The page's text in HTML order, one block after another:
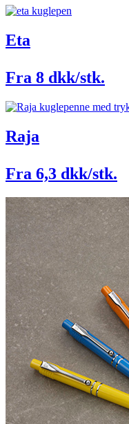
Eta
Fra 8 dkk/stk.
Raja
Fra 6,3 dkk/stk.